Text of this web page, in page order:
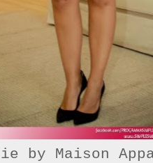
by Maison